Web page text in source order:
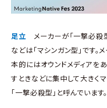
足立 メーカーが「一撃必殺
などは「マシンガン型」です
本的にはオウンドメディアを
すときなどに集中して大きく
「一撃必殺型」と呼んでいます。